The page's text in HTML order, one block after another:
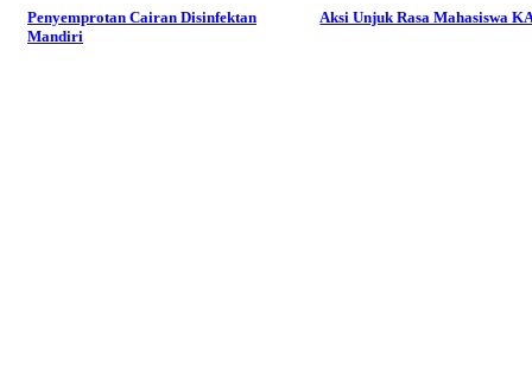
Penyemprotan Cairan Disinfektan
Mandiri
Aksi Unjuk Rasa Mahasiswa